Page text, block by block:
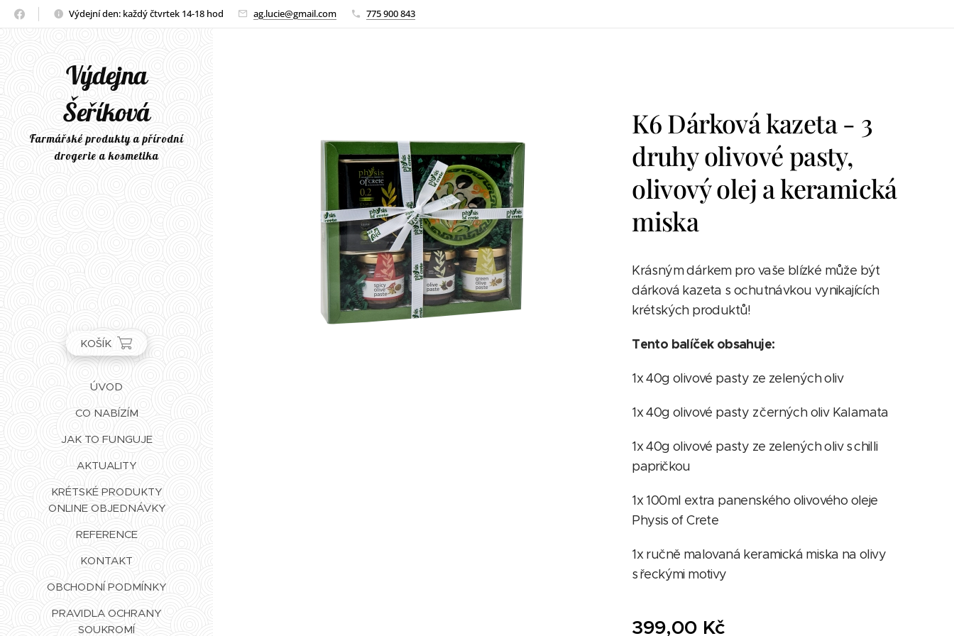
Výdejní den: každý čtvrtek 14-18 hod ag.lucie@gmail.com 775 900 843
Výdejna
Šeříková
Farmářské produkty a přírodní
drogerie a kosmetika
KOŠÍK
ÚVOD
CO NABÍZÍM
JAK TO FUNGUJE
AKTUALITY
KRÉTSKÉ PRODUKTY
ONLINE OBJEDNÁVKY
REFERENCE
KONTAKT
OBCHODNÍ PODMÍNKY
PRAVIDLA OCHRANY
SOUKROMÍ
K6 Dárková kazeta - 3
druhy olivové pasty,
olivový olej a keramická
miska
Krásným dárkem pro vaše blízké může být
dárková kazeta s ochutnávkou vynikajících
krétských produktů!
Tento balíček obsahuje:
1x 40g olivové pasty ze zelených oliv
1x 40g olivové pasty z černých oliv Kalamata
1x 40g olivové pasty ze zelených oliv s chilli
papričkou
1x 100ml extra panenského olivového oleje
Physis of Crete
1x ručně malovaná keramická miska na olivy
s řeckými motivy
399,00 Kč